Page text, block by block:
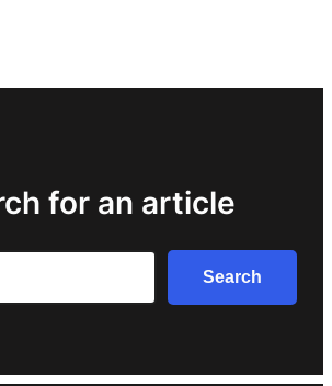
for an article
Search